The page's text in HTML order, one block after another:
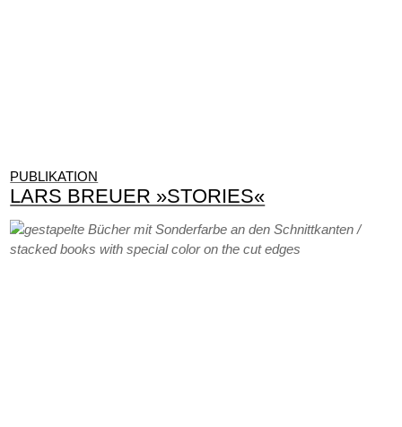
PUBLIKATION
LARS BREUER »STORIES«